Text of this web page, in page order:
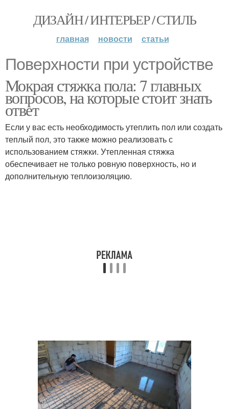
ДИЗАЙН / ИНТЕРЬЕР / СТИЛЬ
главная новости статьи
Поверхности при устройстве
Мокрая стяжка пола: 7 главных
вопросов, на которые стоит знать
ответ
Если у вас есть необходимость утеплить пол или создать
теплый пол, это также можно реализовать с
использованием стяжки. Утепленная стяжка
обеспечивает не только ровную поверхность, но и
дополнительную теплоизоляцию.